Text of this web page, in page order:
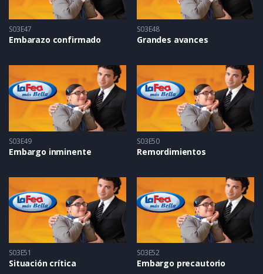
S03E47
Embarazo confirmado
S03E48
Grandes avances
S03E49
Embargo inminente
S03E50
Remordimientos
S03E51
Situación crítica
S03E52
Embargo precautorio